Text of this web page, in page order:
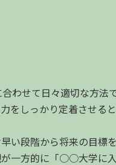
わせて日々適切な方法
をしっかり定着させる
い段階から将来の目標
一方的に「○○大学に